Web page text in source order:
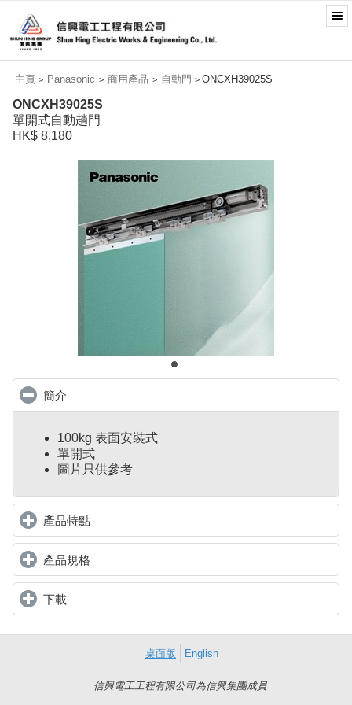
主頁 > Panasonic > 商用產品 > 自動門 > ONCXH39025S
ONCXH39025S
單開式自動趟門
HK$ 8,180
簡介
100kg 表面安裝式
單開式
圖片只供參考
產品特點click to expand contents
產品規格
下載click to expand contents
桌面版 English
信興電工工程有限公司為信興集團成員